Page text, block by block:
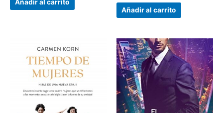
Añadir al carrito
Añadir al carrito